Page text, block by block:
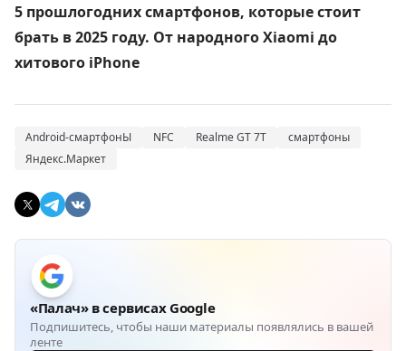
5 прошлогодних смартфонов, которые стоит
брать в 2025 году. От народного Xiaomi до
хитового iPhone
Android-смартфонЫ NFC Realme GT 7T
смартфоны
Яндекс.Маркет
«Палач» в сервисах Google
Подпишитесь, чтобы наши материалы появлялись в вашей
ленте